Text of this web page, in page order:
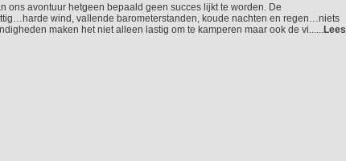
ons avontuur hetgeen bepaald geen succes lijkt te worden. De
wind, vallende barometerstanden, koude nachten en regen…niets
maken het niet alleen lastig om te kamperen maar ook de vi......Lees